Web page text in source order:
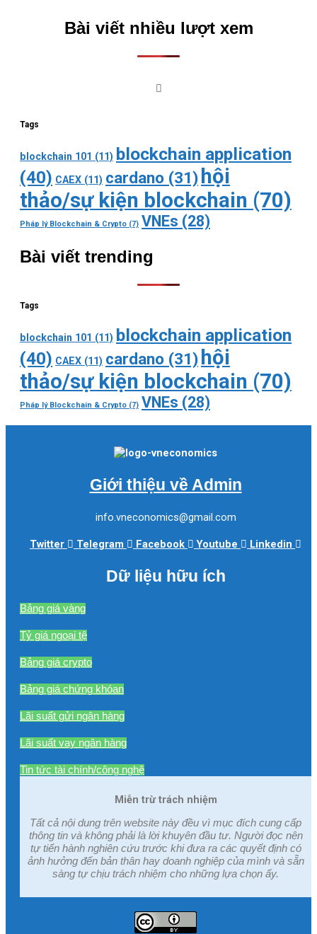
Bài viết nhiều lượt xem
Tags
blockchain 101 (11) blockchain application
(40) CAEX (11) cardano (31) hội
thảo/sự kiện blockchain (70)
Pháp lý Blockchain & Crypto (7) VNEs (28)
Bài viết trending
Tags
blockchain 101 (11) blockchain application
(40) CAEX (11) cardano (31)hội
thảo/sự kiện blockchain (70)
Pháp lý Blockchain & Crypto (7) VNEs (28)
Giới thiệu về Admin
info.vneconomics@gmail.com
Twitter Telegram Facebook Youtube Linkedin
Dữ liệu hữu ích
Bảng giá vàng
Tỷ giá ngoại tệ
Bảng giá crypto
Bảng giá chứng khóan
Lãi suất gửi ngân hàng
Lãi suất vay ngân hàng
Tin tức tài chính/công nghệ
Miễn trừ trách nhiệm
Tất cả nội dung trên website này đều vì mục đích cung cấp
thông tin và không phải là lời khuyên đầu tư. Người đọc nên
tự tiến hành nghiên cứu trước khi đưa ra các quyết định có
ảnh hưởng đến bản thân hay doanh nghiệp của mình và sẵn
sàng tự chịu trách nhiệm cho những lựa chọn ấy.